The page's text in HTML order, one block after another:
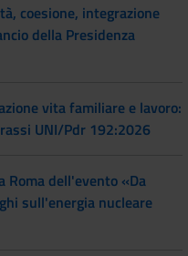
coesione, integrazione
della Presidenza
vita familiare e lavoro:
UNI/Pdr 192:2026
dell'evento «Da
sull'energia nucleare